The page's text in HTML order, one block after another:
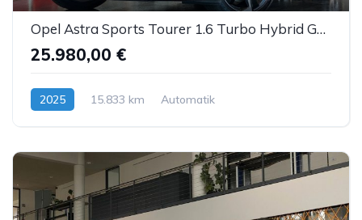
Opel Astra Sports Tourer 1.6 Turbo Hybrid GS Line ACC
25.980,00 €
2025 15.833 km
Automatik